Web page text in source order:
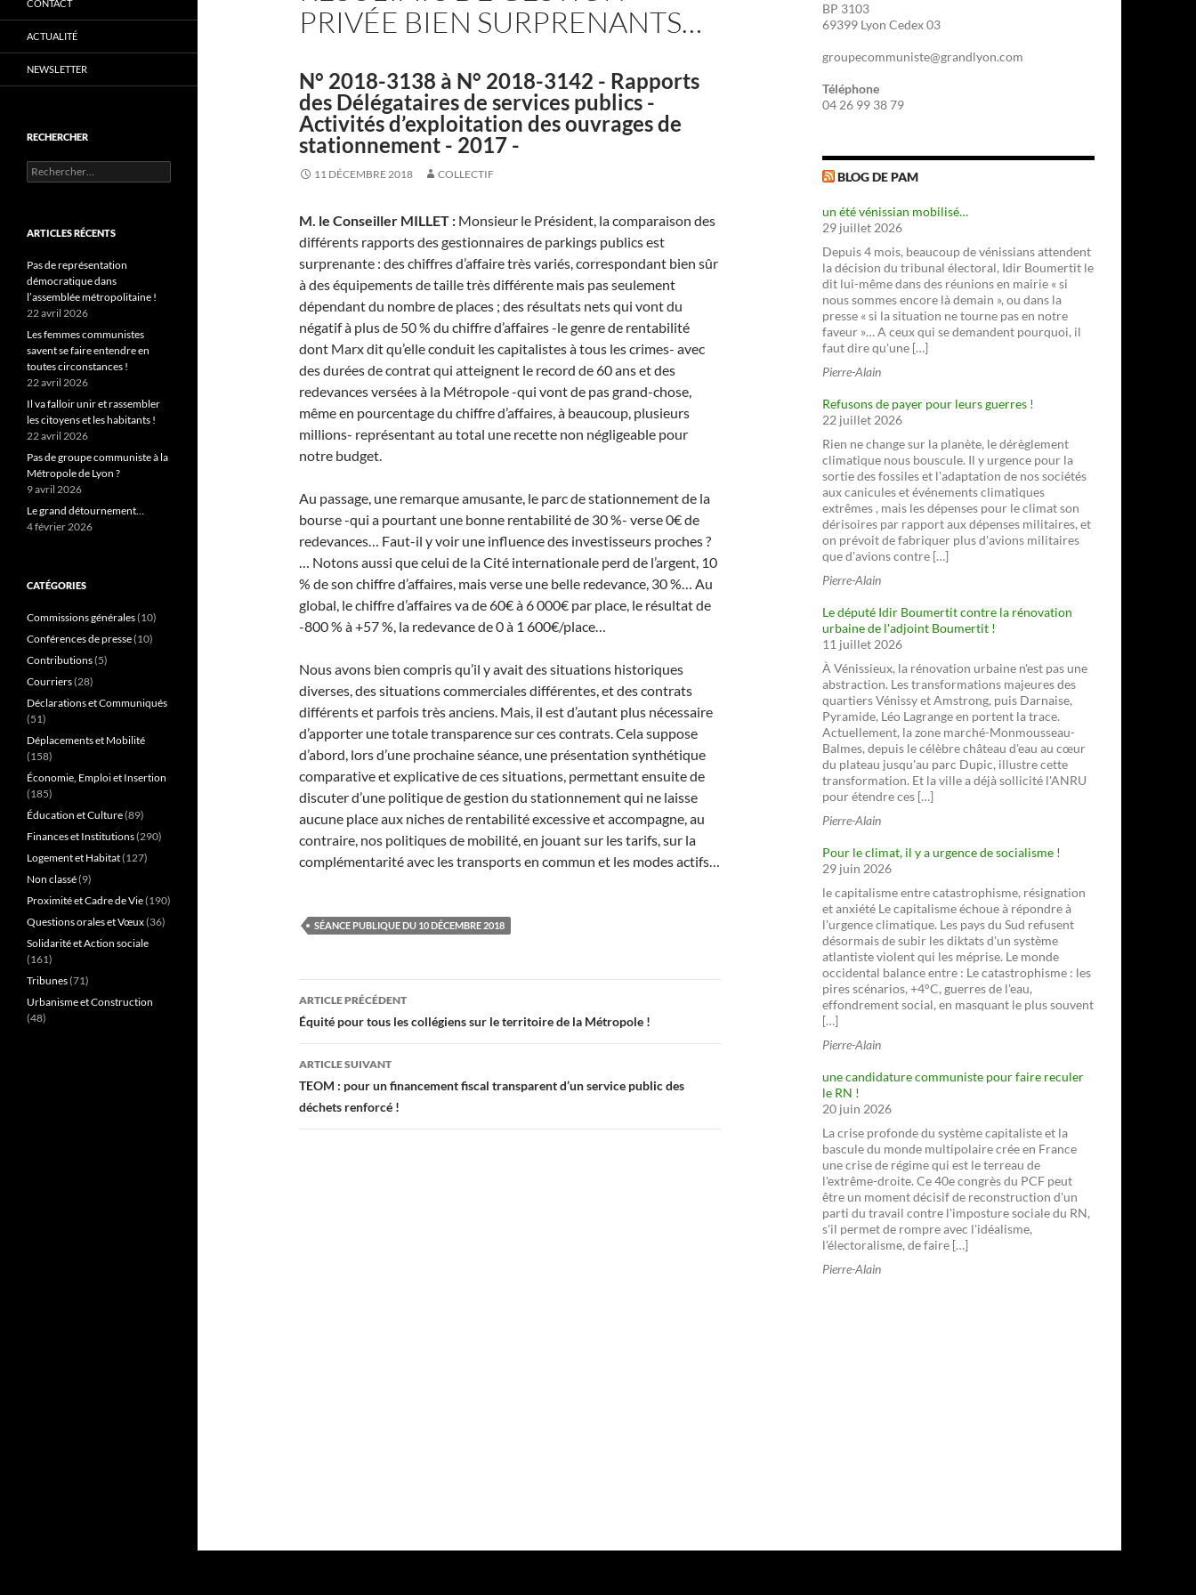
PRIVÉE BIEN SURPRENANTS…
N° 2018-3138 à N° 2018-3142 - Rapports
des Délégataires de services publics -
Activités d’exploitation des ouvrages de
stationnement - 2017 -
11 DÉCEMBRE 2018 COLLECTIF
M. le Conseiller MILLET : Monsieur le Président, la comparaison des
différents rapports des gestionnaires de parkings publics est
surprenante : des chiffres d’affaire très variés, correspondant bien sûr
à des équipements de taille très différente mais pas seulement
dépendant du nombre de places ; des résultats nets qui vont du
négatif à plus de 50 % du chiffre d’affaires -le genre de rentabilité
dont Marx dit qu’elle conduit les capitalistes à tous les crimes- avec
des durées de contrat qui atteignent le record de 60 ans et des
redevances versées à la Métropole -qui vont de pas grand-chose,
même en pourcentage du chiffre d’affaires, à beaucoup, plusieurs
millions- représentant au total une recette non négligeable pour
notre budget.
Au passage, une remarque amusante, le parc de stationnement de la
bourse -qui a pourtant une bonne rentabilité de 30 %- verse 0€ de
redevances… Faut-il y voir une influence des investisseurs proches ?
… Notons aussi que celui de la Cité internationale perd de l’argent, 10
% de son chiffre d’affaires, mais verse une belle redevance, 30 %… Au
global, le chiffre d’affaires va de 60€ à 6 000€ par place, le résultat de
-800 % à +57 %, la redevance de 0 à 1 600€/place…
Nous avons bien compris qu’il y avait des situations historiques
diverses, des situations commerciales différentes, et des contrats
différents et parfois très anciens. Mais, il est d’autant plus nécessaire
d’apporter une totale transparence sur ces contrats. Cela suppose
d’abord, lors d’une prochaine séance, une présentation synthétique
comparative et explicative de ces situations, permettant ensuite de
discuter d’une politique de gestion du stationnement qui ne laisse
aucune place aux niches de rentabilité excessive et accompagne, au
contraire, nos politiques de mobilité, en jouant sur les tarifs, sur la
complémentarité avec les transports en commun et les modes actifs…
SÉANCE PUBLIQUE DU 10 DÉCEMBRE 2018
Navigation
des
articles
ARTICLE PRÉCÉDENT
Équité pour tous les collégiens sur le territoire de la Métropole !
ARTICLE SUIVANT
TEOM : pour un financement fiscal transparent d’un service public des
déchets renforcé !
BP 3103
69399 Lyon Cedex 03
groupecommuniste@grandlyon.com
Téléphone
04 26 99 38 79
BLOG DE PAM
un été vénissian mobilisé…
29 juillet 2026
Depuis 4 mois, beaucoup de vénissians attendent
la décision du tribunal électoral, Idir Boumertit le
dit lui-même dans des réunions en mairie « si
nous sommes encore là demain », ou dans la
presse « si la situation ne tourne pas en notre
faveur »… A ceux qui se demandent pourquoi, il
faut dire qu'une […]
Pierre-Alain
Refusons de payer pour leurs guerres !
22 juillet 2026
Rien ne change sur la planète, le dérèglement
climatique nous bouscule. Il y urgence pour la
sortie des fossiles et l'adaptation de nos sociétés
aux canicules et événements climatiques
extrêmes , mais les dépenses pour le climat son
dérisoires par rapport aux dépenses militaires, et
on prévoit de fabriquer plus d'avions militaires
que d'avions contre […]
Pierre-Alain
Le député Idir Boumertit contre la rénovation
urbaine de l'adjoint Boumertit !
11 juillet 2026
À Vénissieux, la rénovation urbaine n'est pas une
abstraction. Les transformations majeures des
quartiers Vénissy et Amstrong, puis Darnaise,
Pyramide, Léo Lagrange en portent la trace.
Actuellement, la zone marché-Monmousseau-
Balmes, depuis le célèbre château d'eau au cœur
du plateau jusqu'au parc Dupic, illustre cette
transformation. Et la ville a déjà sollicité l'ANRU
pour étendre ces […]
Pierre-Alain
Pour le climat, il y a urgence de socialisme !
29 juin 2026
le capitalisme entre catastrophisme, résignation
et anxiété Le capitalisme échoue à répondre à
l'urgence climatique. Les pays du Sud refusent
désormais de subir les diktats d'un système
atlantiste violent qui les méprise. Le monde
occidental balance entre : Le catastrophisme : les
pires scénarios, +4°C, guerres de l'eau,
effondrement social, en masquant le plus souvent
[…]
Pierre-Alain
une candidature communiste pour faire reculer
le RN !
20 juin 2026
La crise profonde du système capitaliste et la
bascule du monde multipolaire crée en France
une crise de régime qui est le terreau de
l'extrême-droite. Ce 40e congrès du PCF peut
être un moment décisif de reconstruction d'un
parti du travail contre l'imposture sociale du RN,
s'il permet de rompre avec l'idéalisme,
l'électoralisme, de faire […]
Pierre-Alain
CONTACT
ACTUALITÉ
NEWSLETTER
RECHERCHER
Rechercher :
ARTICLES RÉCENTS
Pas de représentation
démocratique dans
l’assemblée métropolitaine !
22 avril 2026
Les femmes communistes
savent se faire entendre en
toutes circonstances !
22 avril 2026
Il va falloir unir et rassembler
les citoyens et les habitants !
22 avril 2026
Pas de groupe communiste à la
Métropole de Lyon ?
9 avril 2026
Le grand détournement…
4 février 2026
CATÉGORIES
Commissions générales(10)
Conférences de presse(10)
Contributions(5)
Courriers(28)
Déclarations et Communiqués
(51)
Déplacements et Mobilité
(158)
Économie, Emploi et Insertion
(185)
Éducation et Culture(89)
Finances et Institutions(290)
Logement et Habitat(127)
Non classé(9)
Proximité et Cadre de Vie(190)
Questions orales et Vœux(36)
Solidarité et Action sociale
(161)
Tribunes(71)
Urbanisme et Construction
(48)